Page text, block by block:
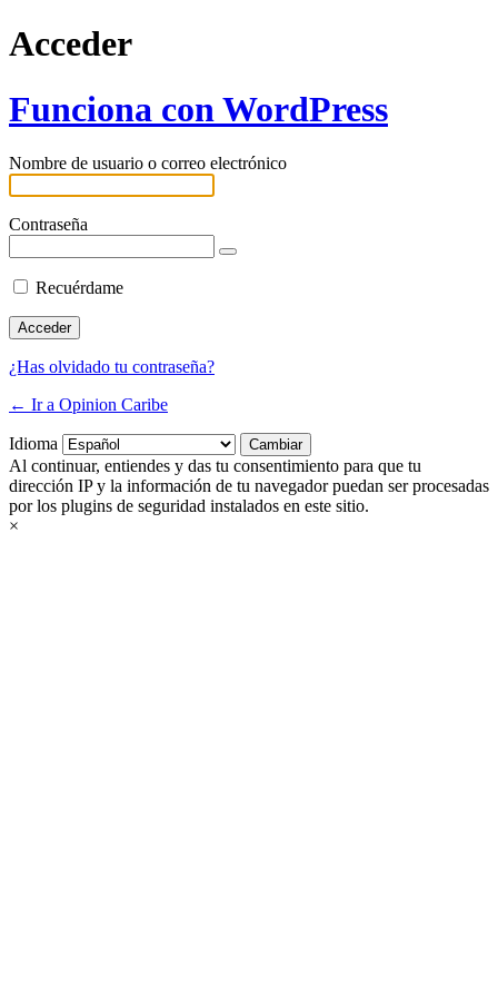
Acceder
Funciona con WordPress
Nombre de usuario o correo electrónico
Contraseña
Recuérdame
¿Has olvidado tu contraseña?
← Ir a Opinion Caribe
Idioma
Al continuar, entiendes y das tu consentimiento para que tu
dirección IP y la información de tu navegador puedan ser procesadas
por los plugins de seguridad instalados en este sitio.
×